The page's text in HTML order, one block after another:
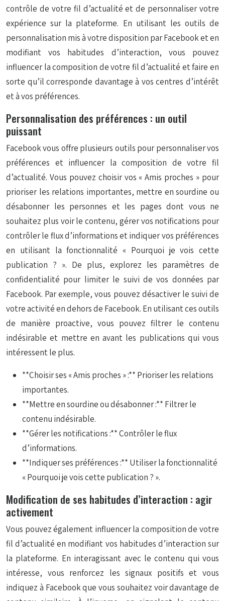
contrôle de votre fil d’actualité et de personnaliser votre
expérience sur la plateforme. En utilisant les outils de
personnalisation mis à votre disposition par Facebook et en
modifiant vos habitudes d’interaction, vous pouvez
influencer la composition de votre fil d’actualité et faire en
sorte qu’il corresponde davantage à vos centres d’intérêt
et à vos préférences.
Personnalisation des préférences : un outil
puissant
Facebook vous offre plusieurs outils pour personnaliser vos
préférences et influencer la composition de votre fil
d’actualité. Vous pouvez choisir vos « Amis proches » pour
prioriser les relations importantes, mettre en sourdine ou
désabonner les personnes et les pages dont vous ne
souhaitez plus voir le contenu, gérer vos notifications pour
contrôler le flux d’informations et indiquer vos préférences
en utilisant la fonctionnalité « Pourquoi je vois cette
publication ? ». De plus, explorez les paramètres de
confidentialité pour limiter le suivi de vos données par
Facebook. Par exemple, vous pouvez désactiver le suivi de
votre activité en dehors de Facebook. En utilisant ces outils
de manière proactive, vous pouvez filtrer le contenu
indésirable et mettre en avant les publications qui vous
intéressent le plus.
**Choisir ses « Amis proches » :** Prioriser les relations
importantes.
**Mettre en sourdine ou désabonner :** Filtrer le
contenu indésirable.
**Gérer les notifications :** Contrôler le flux
d’informations.
**Indiquer ses préférences :** Utiliser la fonctionnalité
« Pourquoi je vois cette publication ? ».
Modification de ses habitudes d’interaction : agir
activement
Vous pouvez également influencer la composition de votre
fil d’actualité en modifiant vos habitudes d’interaction sur
la plateforme. En interagissant avec le contenu qui vous
intéresse, vous renforcez les signaux positifs et vous
indiquez à Facebook que vous souhaitez voir davantage de